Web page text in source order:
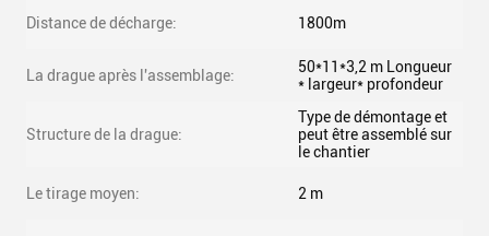
Distance de décharge: 1800m
La drague après l'assemblage:
50*11*3,2 m Longueur
* largeur* profondeur
Structure de la drague:
Type de démontage et
peut être assemblé sur
le chantier
Le tirage moyen: 2 m